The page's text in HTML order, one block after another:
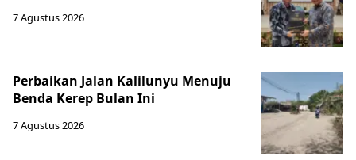
7 Agustus 2026
Perbaikan Jalan Kalilunyu Menuju
Benda Kerep Bulan Ini
7 Agustus 2026